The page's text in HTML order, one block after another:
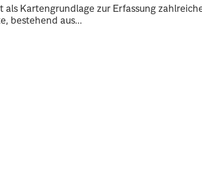
Kartengrundlage zur Erfassung
bestehend aus...